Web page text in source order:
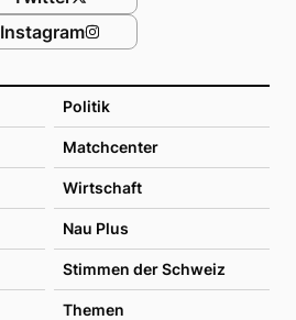
Politik
Matchcenter
Wirtschaft
Nau Plus
Stimmen der Schweiz
Themen
Instagram